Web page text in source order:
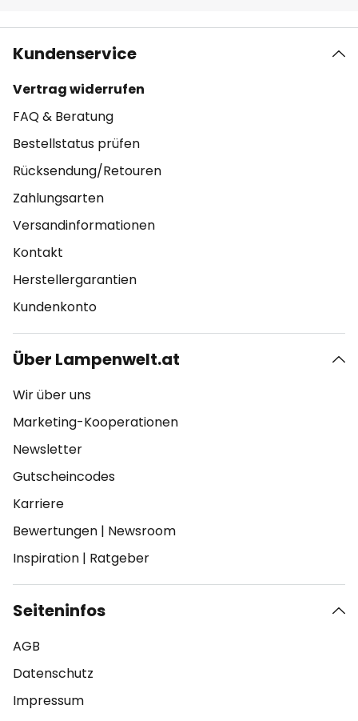
Kundenservice
Vertrag widerrufen
FAQ & Beratung
Bestellstatus prüfen
Rücksendung/Retouren
Zahlungsarten
Versandinformationen
Kontakt
Herstellergarantien
Kundenkonto
Über Lampenwelt.at
Wir über uns
Marketing-Kooperationen
Newsletter
Gutscheincodes
Karriere
Bewertungen | Newsroom
Inspiration | Ratgeber
Seiteninfos
AGB
Datenschutz
Impressum